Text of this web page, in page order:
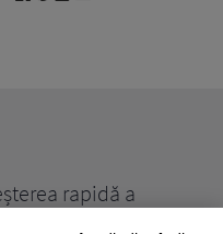
rapidă a